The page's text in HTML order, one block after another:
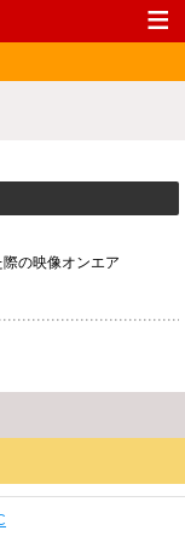
の映像オンエア